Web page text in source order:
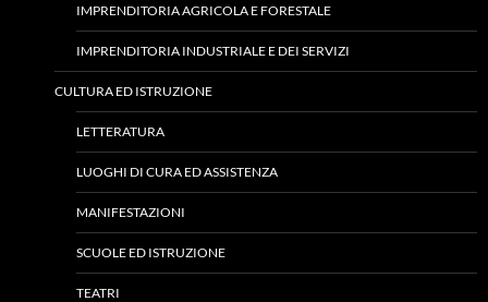
IMPRENDITORIA AGRICOLA E FORESTALE
IMPRENDITORIA INDUSTRIALE E DEI SERVIZI
CULTURA ED ISTRUZIONE
LETTERATURA
LUOGHI DI CURA ED ASSISTENZA
MANIFESTAZIONI
SCUOLE ED ISTRUZIONE
TEATRI